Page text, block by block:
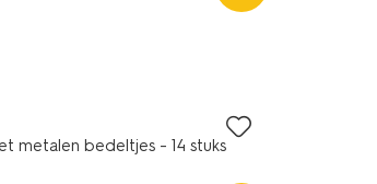
metalen bedeltjes - 14 stuks